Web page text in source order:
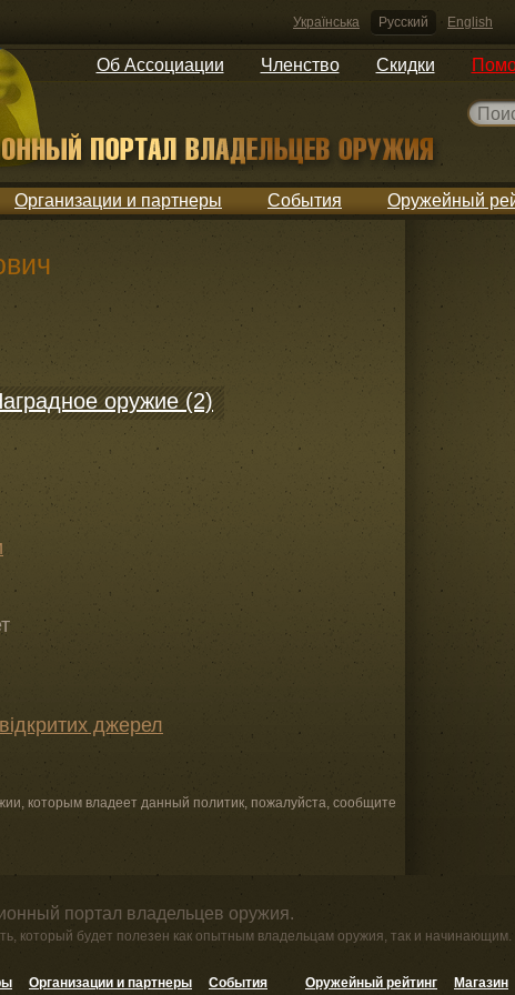
Українська Русский English
Об Ассоциации Членство Скидки
Организации и партнеры События Оружейный
оружие (2)
джерел
которым владеет данный политик, пожалуйста, сообщите
портал владельцев оружия.
который будет полезен как опытным владельцам оружия, так и начинающим.
Организации и партнеры События Оружейный рейтинг Магазин